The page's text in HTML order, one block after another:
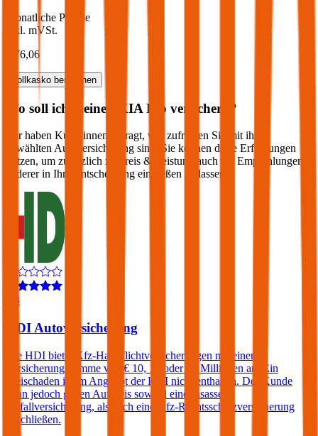
Monatliche Prämie
inkl. mVSt.
€ 76,06
Vollkasko berechnen
Wo soll ich meinen KIA Rio versichern?
Wir haben Kund:innen befragt, wie zufrieden Sie mit ihrer
gewählten Autoversicherung sind. Sie können diese Erfahrungen
nutzen, um zusätzlich zu Preis & Leistung auch die Empfehlungen
anderer in Ihre Entscheidung einfließen zu lassen:
4,3
HDI Autoversicherung
Die HDI bietet Kfz-Haftpflichtversicherungen mit einer
Versicherungssumme von € 10, 15 oder 20 Millionen an. Ein
Freischaden ist im Angebot der HDI nicht enthalten. Der Kunde
kann jedoch gegen Aufpreis sowohl eine Insassen-
Unfallversicherung, als auch eine Kfz-Rechtsschutzversicherung
abschließen.